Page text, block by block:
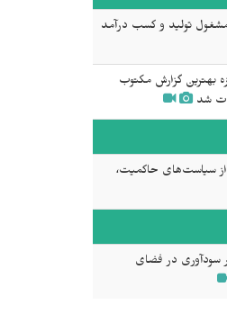
مشغول تولید و کسب درآمد
بهترین گزارش مکتوب
شد
از سیاست‌های حاکمیت،
سودآوری در فضای